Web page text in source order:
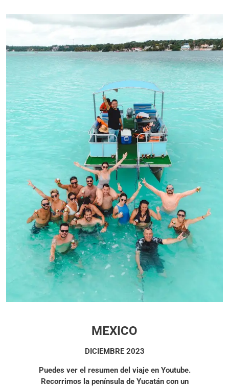
MEXICO
DICIEMBRE 2023
Puedes ver el resumen del viaje en Youtube.
Recorrimos la península de Yucatán con un